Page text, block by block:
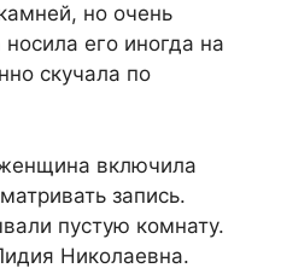
но очень
его иногда на
скучала по
включила
запись.
пустую комнату.
Николаевна.